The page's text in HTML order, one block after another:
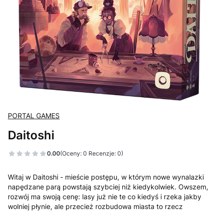
PORTAL GAMES
Daitoshi
0.00(Oceny: 0 Recenzje: 0)
Witaj w Daitoshi - mieście postępu, w którym nowe wynalazki
napędzane parą powstają szybciej niż kiedykolwiek. Owszem,
rozwój ma swoją cenę: lasy już nie te co kiedyś i rzeka jakby
wolniej płynie, ale przecież rozbudowa miasta to rzecz